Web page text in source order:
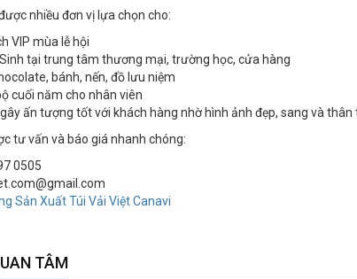
nhiều đơn vị lựa chọn cho:
VIP mùa lễ hội
tại trung tâm thương mại, trường học, cửa hàng
bánh, nến, đồ lưu niệm
cuối năm cho nhân viên
ấn tượng tốt với khách hàng nhờ hình ảnh đẹp, sang và thân
tư vấn và báo giá nhanh chóng:
0505
Sản Xuất Túi Vải Việt Canavi
TÂM